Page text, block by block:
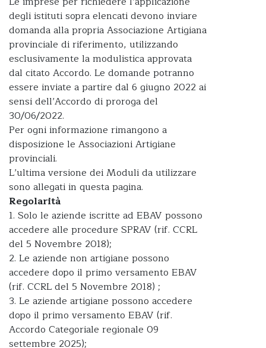
degli istituti sopra elencati devono inviare
domanda alla propria Associazione Artigiana
provinciale di riferimento, utilizzando
esclusivamente la modulistica approvata
dal citato Accordo. Le domande potranno
essere inviate a partire dal 6 giugno 2022 ai
sensi dell’Accordo di proroga del
30/06/2022.
Per ogni informazione rimangono a
disposizione le Associazioni Artigiane
provinciali.
L’ultima versione dei Moduli da utilizzare
sono allegati in questa pagina.
Regolarità
1. Solo le aziende iscritte ad EBAV possono
accedere alle procedure SPRAV (rif. CCRL
del 5 Novembre 2018);
2. Le aziende non artigiane possono
accedere dopo il primo versamento EBAV
(rif. CCRL del 5 Novembre 2018) ;
3. Le aziende artigiane possono accedere
dopo il primo versamento EBAV (rif.
Accordo Categoriale regionale 09
settembre 2025);